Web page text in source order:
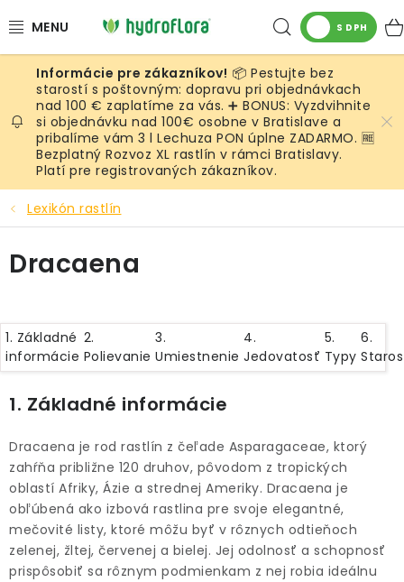
na
Hľadať
S DPH
RASTLINY
UMELÉ RASTLINY
KVETINÁČE
SUBSTRÁTY A PRÍSLUŠENSTVO
SERVIS INTERIÉROVEJ ZELENE
ŽIVÉ STENY
ODBORNÉ ČLÁNKY
MACHOVÉ STENY
INTERIÉROVÉ DEKORÁCIE
BLOG
📦 Pestujte bez
starostí s poštovným: dopravu pri objednávkach
nad 100 € zaplatíme za vás. ➕ BONUS: Vyzdvihnite
si objednávku nad 100€ osobne v Bratislave a
pribalíme vám 3 l Lechuza PON úplne ZADARMO. 🆓
Bezplatný Rozvoz XL rastlín v rámci Bratislavy.
Platí pre registrovaných zákazníkov.
Lexikón rastlín
Dracaena
1. Základné
informácie
2.
Polievanie
3.
Umiestnenie
4.
Jedovatosť
5.
Typy
6.
1. Základné informácie
Dracaena je rod rastlín z čeľade Asparagaceae, ktorý
zahŕňa približne 120 druhov, pôvodom z tropických
oblastí Afriky, Ázie a strednej Ameriky. Dracaena je
obľúbená ako izbová rastlina pre svoje elegantné,
mečovité listy, ktoré môžu byť v rôznych odtieňoch
zelenej, žltej, červenej a bielej. Jej odolnosť a schopnosť
prispôsobiť sa rôznym podmienkam z nej robia ideálnu